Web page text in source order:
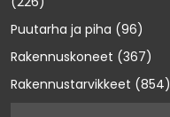
Puutarha ja piha (96)
Rakennuskoneet (367)
Rakennustarvikkeet (854)